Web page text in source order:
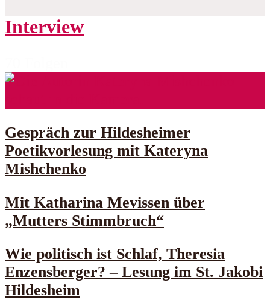
Interview
Gespräch zur Hildesheimer
Poetikvorlesung mit Kateryna
Mishchenko
Mit Katharina Mevissen über
„Mutters Stimmbruch“
Wie politisch ist Schlaf, Theresia
Enzensberger? – Lesung im St. Jakobi
Hildesheim